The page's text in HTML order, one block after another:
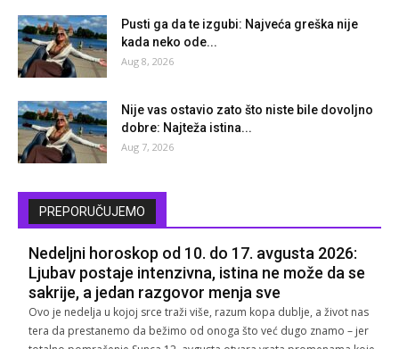
Pusti ga da te izgubi: Najveća greška nije
kada neko ode...
Aug 8, 2026
Nije vas ostavio zato što niste bile dovoljno
dobre: Najteža istina...
Aug 7, 2026
PREPORUČUJEMO
Nedeljni horoskop od 10. do 17. avgusta 2026:
Ljubav postaje intenzivna, istina ne može da se
sakrije, a jedan razgovor menja sve
Ovo je nedelja u kojoj srce traži više, razum kopa dublje, a život nas
tera da prestanemo da bežimo od onoga što već dugo znamo – jer